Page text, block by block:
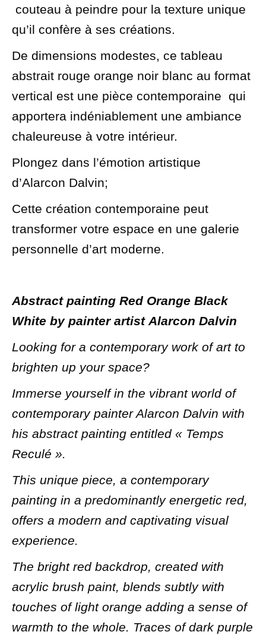
couteau à peindre pour la texture unique
qu’il confère à ses créations.
De dimensions modestes, ce tableau
abstrait rouge orange noir blanc au format
vertical est une pièce contemporaine qui
apportera indéniablement une ambiance
chaleureuse à votre intérieur.
Plongez dans l’émotion artistique
d’Alarcon Dalvin;
Cette création contemporaine peut
transformer votre espace en une galerie
personnelle d’art moderne.
Abstract painting Red Orange Black
White by painter artist Alarcon Dalvin
Looking for a contemporary work of art to
brighten up your space?
Immerse yourself in the vibrant world of
contemporary painter Alarcon Dalvin with
his abstract painting entitled « Temps
Reculé ».
This unique piece, a contemporary
painting in a predominantly energetic red,
offers a modern and captivating visual
experience.
The bright red backdrop, created with
acrylic brush paint, blends subtly with
touches of light orange adding a sense of
warmth to the whole. Traces of dark purple